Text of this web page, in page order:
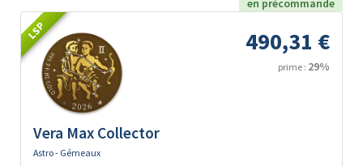
LSP 490,31 €
prime : 29%
Vera Max Collector
Astro - Gémeaux